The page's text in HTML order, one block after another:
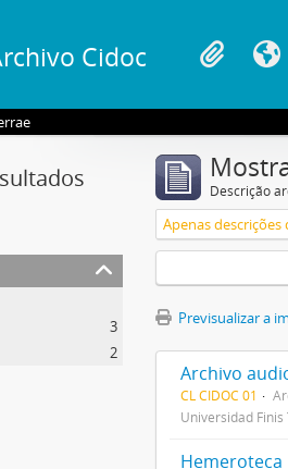
Cidoc
3
2
Descrição
Apenas
Previsualizar a
Archivo
CL CIDOC 01
Universidad
Hemeroteca